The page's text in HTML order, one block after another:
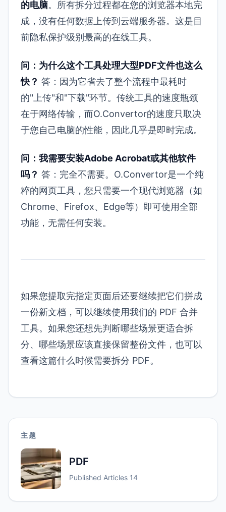
的电脑。所有拆分过程都在您的浏览器本地完
成，没有任何数据上传到云端服务器。这是目
前隐私保护级别最高的在线工具。
问：为什么这个工具处理大型PDF文件也这么
快？ 答：因为它省去了整个流程中最耗时
的"上传"和"下载"环节。传统工具的速度瓶颈
在于网络传输，而O.Convertor的速度只取决
于您自己电脑的性能，因此几乎是即时完成。
问：我需要安装Adobe Acrobat或其他软件
吗？ 答：完全不需要。O.Convertor是一个纯
粹的网页工具，您只需要一个现代浏览器（如
Chrome、Firefox、Edge等）即可使用全部
功能，无需任何安装。
如果您提取完指定页面后还要继续把它们拼成
一份新文档，可以继续使用我们的 PDF 合并
工具。如果您还想先判断哪些场景更适合拆
分、哪些场景应该直接保留整份文件，也可以
查看这篇什么时候需要拆分 PDF。
主题
PDF
Published Articles 14